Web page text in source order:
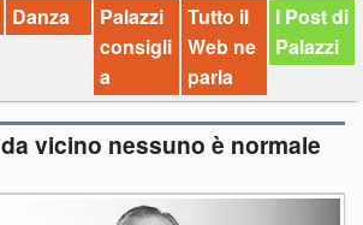
Danza
Palazzi
consigli
a
Tutto il
Web ne
parla
I Post di
Palazzi
da vicino nessuno è normale